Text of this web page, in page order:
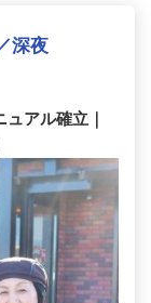
深夜
アル確立｜